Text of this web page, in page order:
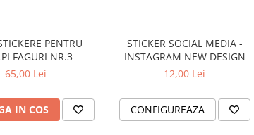
PENTRU
FAGURI NR.3
65,00 Lei
IN COS
STICKER SOCIAL MEDIA -
INSTAGRAM NEW DESIGN
12,00 Lei
CONFIGUREAZA